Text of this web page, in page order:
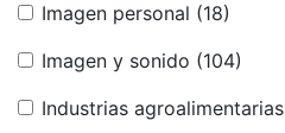
Imagen personal (18)
Imagen y sonido (104)
Industrias agroalimentarias